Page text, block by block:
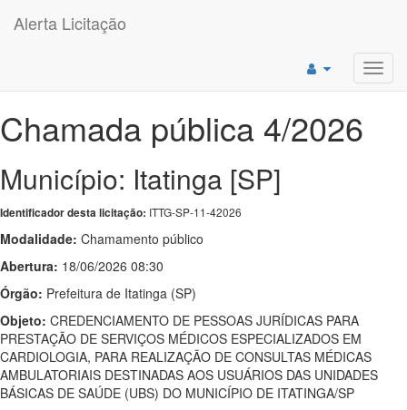
Alerta Licitação
Chamada pública 4/2026
Município: Itatinga [SP]
Identificador desta licitação: ITTG-SP-11-42026
Modalidade: Chamamento público
Abertura: 18/06/2026 08:30
Órgão: Prefeitura de Itatinga (SP)
Objeto: CREDENCIAMENTO DE PESSOAS JURÍDICAS PARA
PRESTAÇÃO DE SERVIÇOS MÉDICOS ESPECIALIZADOS EM
CARDIOLOGIA, PARA REALIZAÇÃO DE CONSULTAS MÉDICAS
AMBULATORIAIS DESTINADAS AOS USUÁRIOS DAS UNIDADES
BÁSICAS DE SAÚDE (UBS) DO MUNICÍPIO DE ITATINGA/SP